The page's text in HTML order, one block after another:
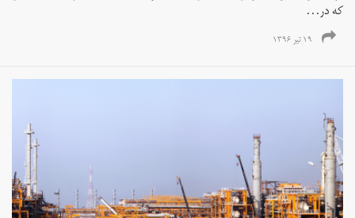
که در...
۱۹ تیر ۱۳۹۶